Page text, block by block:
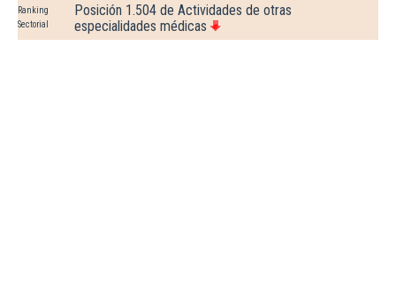
Ranking
Sectorial
Posición 1.504 de Actividades de otras
especialidades médicas